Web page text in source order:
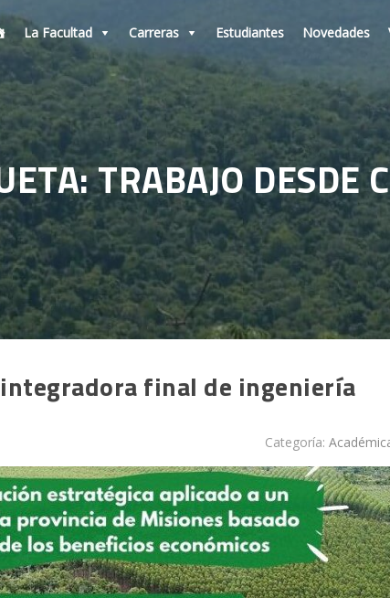
La Facultad Carreras Estudiantes Novedades
TRABAJO DESDE
final de ingeniería
Categoría: